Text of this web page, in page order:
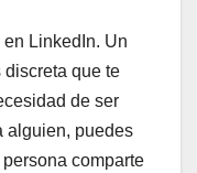
LinkedIn. Un
que te
de ser
alguien, puedes
comparte